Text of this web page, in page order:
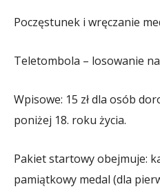
Poczęstunek i wręczanie
Teletombola – losowanie
Wpisowe: 15 zł dla osób
poniżej 18. roku życia.
Pakiet startowy obejmuje:
pamiątkowy medal (dla